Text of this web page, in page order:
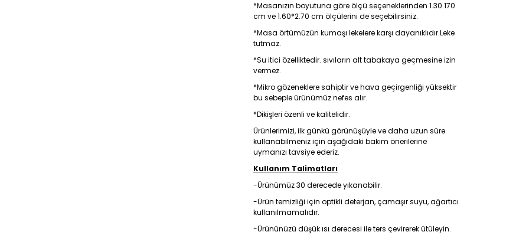
*Masanızın boyutuna göre ölçü seçeneklerinden 1.30.170
cm ve 1.60*2.70 cm ölçülerini de seçebilirsiniz.
*Masa örtümüzün kumaşı lekelere karşı dayanıklıdır.Leke
tutmaz.
*Su itici özelliktedir. sıvıların alt tabakaya geçmesine izin
vermez.
*Mikro gözeneklere sahiptir ve hava geçirgenliği yüksektir
bu sebeple ürünümüz nefes alır.
*Dikişleri özenli ve kalitelidir.
Ürünlerimizi, ilk günkü görünüşüyle ve daha uzun süre
kullanabilmeniz için aşağıdaki bakım önerilerine
uymanızı tavsiye ederiz.
Kullanım Talimatları
-Ürünümüz 30 derecede yıkanabilir.
-Ürün temizliği için optikli deterjan, çamaşır suyu, ağartıcı
kullanılmamalıdır.
-Ürününüzü düşük ısı derecesi ile ters çevirerek ütüleyin.